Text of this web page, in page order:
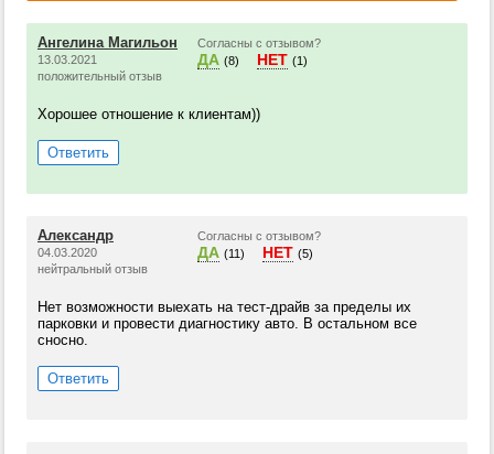
Ангелина Магильон
13.03.2021
положительный отзыв
Согласны с отзывом?
ДА (8) НЕТ (1)
Хорошее отношение к клиентам))
Ответить
Александр
04.03.2020
нейтральный отзыв
Согласны с отзывом?
ДА (11) НЕТ (5)
Нет возможности выехать на тест-драйв за пределы их
парковки и провести диагностику авто. В остальном все
сносно.
Ответить